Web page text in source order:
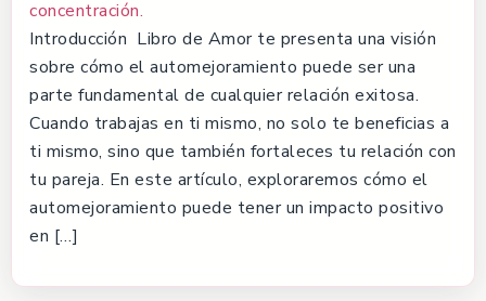
Introducción Libro de Amor te presenta una visión
sobre cómo el automejoramiento puede ser una
parte fundamental de cualquier relación exitosa.
Cuando trabajas en ti mismo, no solo te beneficias a
ti mismo, sino que también fortaleces tu relación con
tu pareja. En este artículo, exploraremos cómo el
automejoramiento puede tener un impacto positivo
en […]